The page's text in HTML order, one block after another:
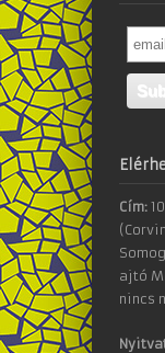
Cím:
ajtó
nincs